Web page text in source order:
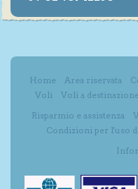
Home Area riservata
Voli
Voli a
Risparmio e assistenza
Condizioni per l'uso